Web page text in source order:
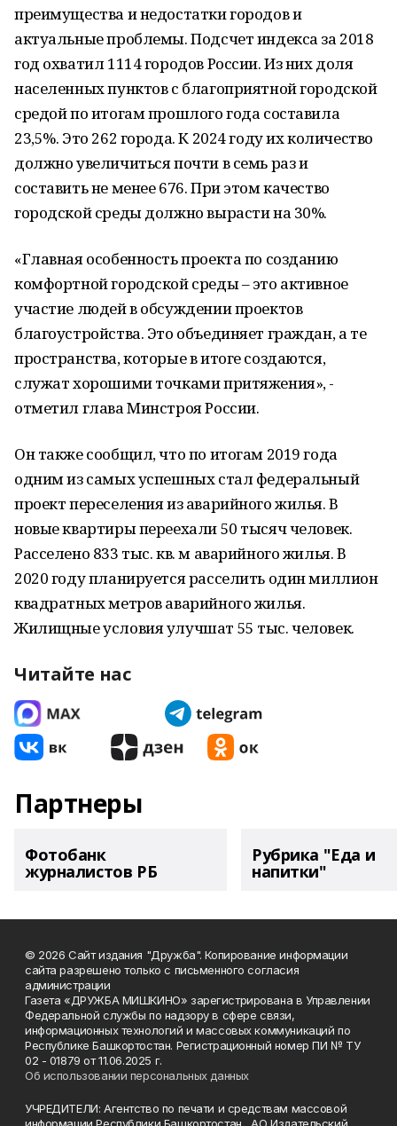
преимущества и недостатки городов и
актуальные проблемы. Подсчет индекса за 2018
год охватил 1114 городов России. Из них доля
населенных пунктов с благоприятной городской
средой по итогам прошлого года составила
23,5%. Это 262 города. К 2024 году их количество
должно увеличиться почти в семь раз и
составить не менее 676. При этом качество
городской среды должно вырасти на 30%.
«Главная особенность проекта по созданию
комфортной городской среды – это активное
участие людей в обсуждении проектов
благоустройства. Это объединяет граждан, а те
пространства, которые в итоге создаются,
служат хорошими точками притяжения», -
отметил глава Минстроя России.
Он также сообщил, что по итогам 2019 года
одним из самых успешных стал федеральный
проект переселения из аварийного жилья. В
новые квартиры переехали 50 тысяч человек.
Расселено 833 тыс. кв. м аварийного жилья. В
2020 году планируется расселить один миллион
квадратных метров аварийного жилья.
Жилищные условия улучшат 55 тыс. человек.
Читайте нас
Партнеры
Фотобанк
журналистов РБ
Рубрика "Еда и
напитки"
© 2026 Сайт издания "Дружба". Копирование информации
сайта разрешено только с письменного согласия
администрации
Газета «ДРУЖБА МИШКИНО» зарегистрирована в Управлении
Федеральной службы по надзору в сфере связи,
информационных технологий и массовых коммуникаций по
Республике Башкортостан. Регистрационный номер ПИ № ТУ
02 - 01879 от 11.06.2025 г.
Об использовании персональных данных
УЧРЕДИТЕЛИ: Агентство по печати и средствам массовой